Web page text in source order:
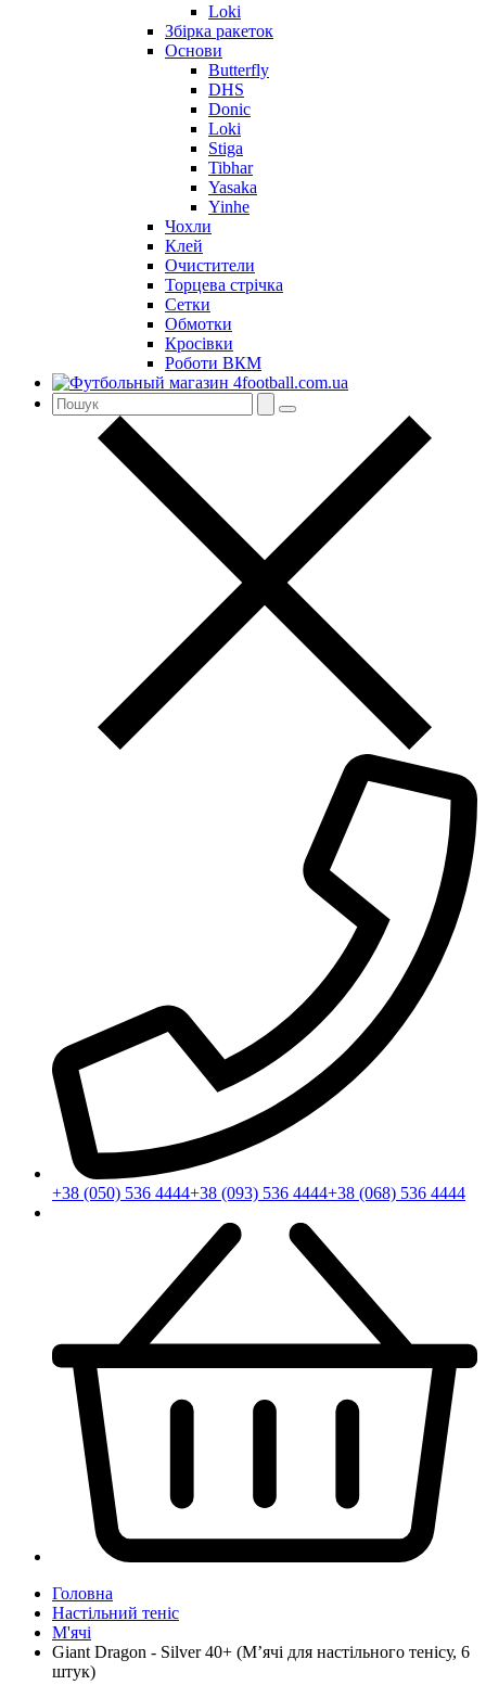
Loki
Збірка ракеток
Основи
Butterfly
DHS
Donic
Loki
Stiga
Tibhar
Yasaka
Yinhe
Чохли
Клей
Очистители
Торцева стрічка
Сетки
Обмотки
Кросівки
Роботи ВКМ
+38 (050) 536 4444+38 (093) 536 4444+38 (068) 536 4444
Головна
Настільний теніс
М'ячі
Giant Dragon - Silver 40+ (М’ячі для настільного тенісу, 6
штук)